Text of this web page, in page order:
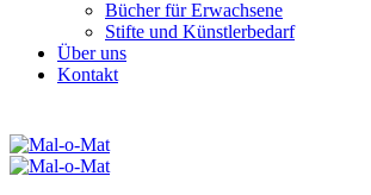
Bücher für Erwachsene
Stifte und Künstlerbedarf
Über uns
Kontakt